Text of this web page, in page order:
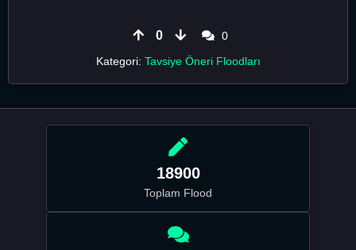
0
0
Kategori: Tavsiye Öneri Floodları
18900
Toplam Flood